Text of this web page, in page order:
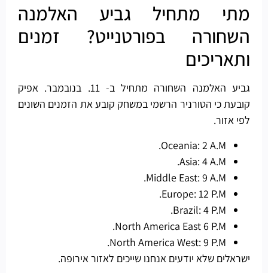
מתי מתחיל גביע האלמנה
השחורה בפורטנייט? זמנים
ותאריכים
גביע האלמנה השחורה מתחיל ב- 11. בנובמבר. אפיק
קובעת כי הטורניר הרשמי במשחק קובע את הזמנים השונים
לפי אזור.
Oceania: 2 A.M.
Asia: 4 A.M.
Middle East: 9 A.M.
Europe: 12 P.M.
Brazil: 4 P.M.
North America East 6 P.M.
North America West: 9 P.M.
ישראלים שלא יודעים אנחנו שייכים לאזור אירופה.